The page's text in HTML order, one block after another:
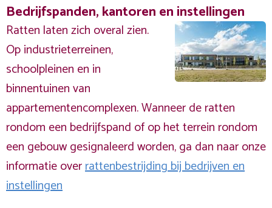
Bedrijfspanden, kantoren en instellingen
Ratten laten zich overal zien.
Op industrieterreinen,
schoolpleinen en in
binnentuinen van
appartementencomplexen. Wanneer de ratten
rondom een bedrijfspand of op het terrein rondom
een gebouw gesignaleerd worden, ga dan naar onze
informatie overrattenbestrijding bij bedrijven en
instellingen